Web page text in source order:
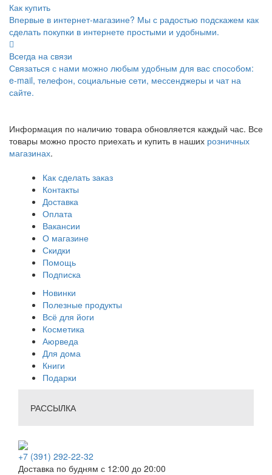
Как купить
Впервые в интернет-магазине? Мы с радостью подскажем как
сделать покупки в интернете простыми и удобными.
Всегда на связи
Связаться с нами можно любым удобным для вас способом:
e-mail, телефон, социальные сети, мессенджеры и чат на
сайте.
Информация по наличию товара обновляется каждый час. Все
товары можно просто приехать и купить в наших розничных
магазинах.
Как сделать заказ
Контакты
Доставка
Оплата
Вакансии
О магазине
Скидки
Помощь
Подписка
Новинки
Полезные продукты
Всё для йоги
Косметика
Аюрведа
Для дома
Книги
Подарки
РАССЫЛКА
+7 (391) 292-22-32
Доставка по будням с 12:00 до 20:00